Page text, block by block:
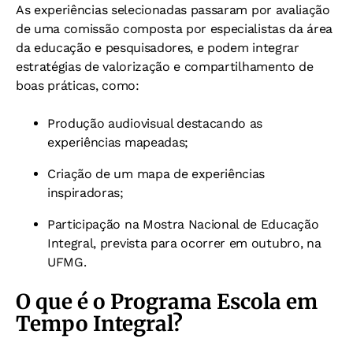
As experiências selecionadas passaram por avaliação
de uma comissão composta por especialistas da área
da educação e pesquisadores, e podem integrar
estratégias de valorização e compartilhamento de
boas práticas, como:
Produção audiovisual destacando as
experiências mapeadas;
Criação de um mapa de experiências
inspiradoras;
Participação na Mostra Nacional de Educação
Integral, prevista para ocorrer em outubro, na
UFMG.
O que é o Programa Escola em
Tempo Integral?